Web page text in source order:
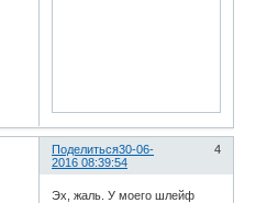
Поделиться 4
30-06-
2016 08:39:54
Эх, жаль. У моего шлейф